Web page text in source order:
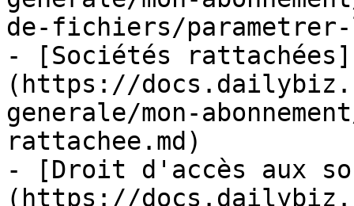
de-fichiers/
- [Sociétés rattachées]
(https://
generale/mon-
rattachee.md)
- [Droit d'accès aux
(https://